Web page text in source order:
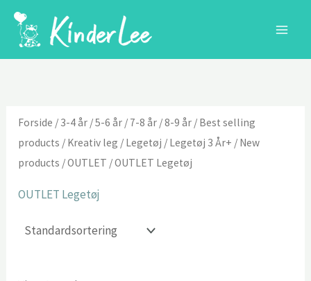
Forside / 3-4 år /5-6 år / 7-8 år /8-9 år / Best selling
products / Kreativ leg / Legetøj / Legetøj 3 År+ / New
products /OUTLET / OUTLET Legetøj
OUTLET Legetøj